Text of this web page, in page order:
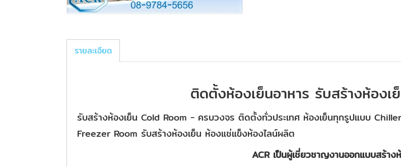
รายละเอียด
ติดตั้งห้องเย็นอาหาร รับสร้างห้องเ
รับสร้างห้องเย็น Cold Room - ครบวงจร ติดตั้งทั่วประเทศ ห้องเย็นทุกรูปแบบ
Freezer Room รับสร้างห้องเย็น ห้องแช่แข็งห้องไลน์ผลิต
ACR เป็นผู้เชี่ยวชาญงานออกแบบสร้าง